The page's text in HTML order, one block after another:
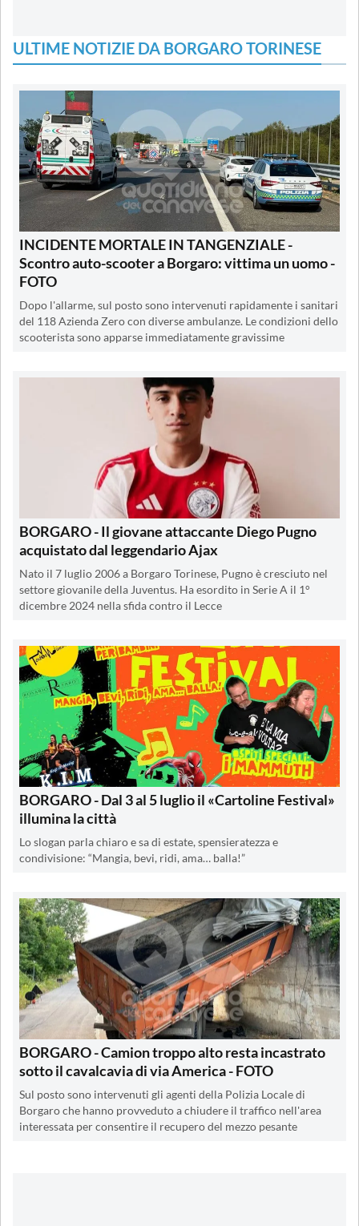
ULTIME NOTIZIE DA BORGARO TORINESE
INCIDENTE MORTALE IN TANGENZIALE -
Scontro auto-scooter a Borgaro: vittima un uomo -
FOTO
Dopo l'allarme, sul posto sono intervenuti rapidamente i sanitari
del 118 Azienda Zero con diverse ambulanze. Le condizioni dello
scooterista sono apparse immediatamente gravissime
BORGARO - Il giovane attaccante Diego Pugno
acquistato dal leggendario Ajax
Nato il 7 luglio 2006 a Borgaro Torinese, Pugno è cresciuto nel
settore giovanile della Juventus. Ha esordito in Serie A il 1°
dicembre 2024 nella sfida contro il Lecce
BORGARO - Dal 3 al 5 luglio il «Cartoline Festival»
illumina la città
Lo slogan parla chiaro e sa di estate, spensieratezza e
condivisione: “Mangia, bevi, ridi, ama… balla!”
BORGARO - Camion troppo alto resta incastrato
sotto il cavalcavia di via America - FOTO
Sul posto sono intervenuti gli agenti della Polizia Locale di
Borgaro che hanno provveduto a chiudere il traffico nell'area
interessata per consentire il recupero del mezzo pesante